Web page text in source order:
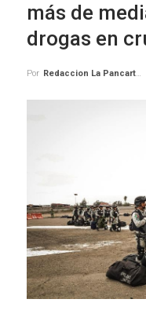
más de
drogas en
Por Redaccion La Pancarta De Quintana Roo